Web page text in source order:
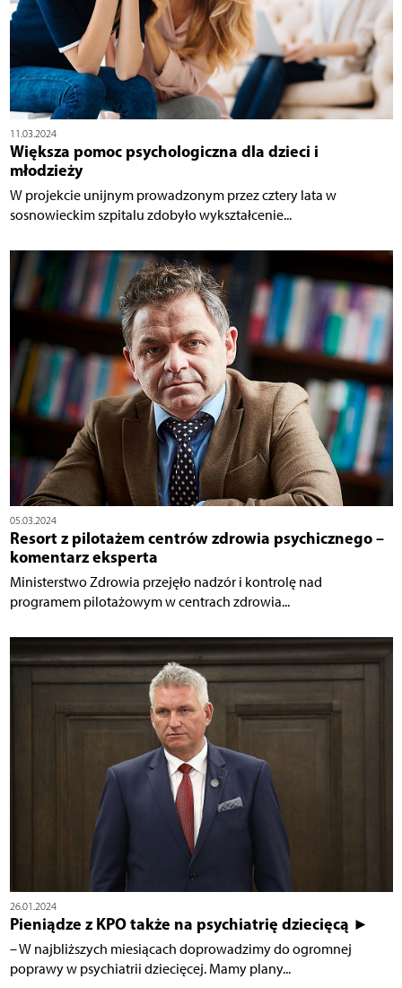
11.03.2024
Większa pomoc psychologiczna dla dzieci i
młodzieży
W projekcie unijnym prowadzonym przez cztery lata w
sosnowieckim szpitalu zdobyło wykształcenie...
05.03.2024
Resort z pilotażem centrów zdrowia psychicznego –
komentarz eksperta
Ministerstwo Zdrowia przejęło nadzór i kontrolę nad
programem pilotażowym w centrach zdrowia...
26.01.2024
Pieniądze z KPO także na psychiatrię dziecięcą ►
– W najbliższych miesiącach doprowadzimy do ogromnej
poprawy w psychiatrii dziecięcej. Mamy plany...